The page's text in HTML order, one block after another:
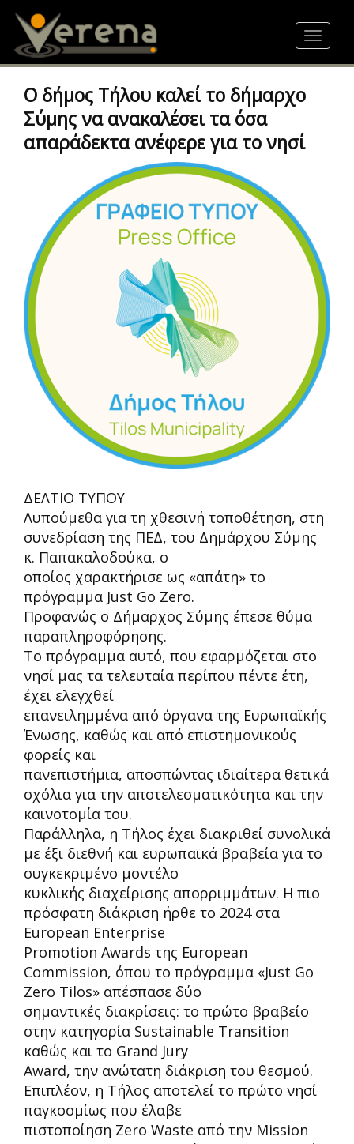
content
Toggle
Ο δήμος Τήλου καλεί το δήμαρχο
Σύμης να ανακαλέσει τα όσα
απαράδεκτα ανέφερε για το νησί
ΔΕΛΤΙΟ ΤΥΠΟΥ
Λυπούμεθα για τη χθεσινή τοποθέτηση, στη
συνεδρίαση της ΠΕΔ, του Δημάρχου Σύμης
κ. Παπακαλοδούκα, ο
οποίος χαρακτήρισε ως «απάτη» το
πρόγραμμα Just Go Zero.
Προφανώς ο Δήμαρχος Σύμης έπεσε θύμα
παραπληροφόρησης.
Το πρόγραμμα αυτό, που εφαρμόζεται στο
νησί μας τα τελευταία περίπου πέντε έτη,
έχει ελεγχθεί
επανειλημμένα από όργανα της Ευρωπαϊκής
Ένωσης, καθώς και από επιστημονικούς
φορείς και
πανεπιστήμια, αποσπώντας ιδιαίτερα θετικά
σχόλια για την αποτελεσματικότητα και την
καινοτομία του.
Παράλληλα, η Τήλος έχει διακριθεί συνολικά
με έξι διεθνή και ευρωπαϊκά βραβεία για το
συγκεκριμένο μοντέλο
κυκλικής διαχείρισης απορριμμάτων. Η πιο
πρόσφατη διάκριση ήρθε το 2024 στα
European Enterprise
Promotion Awards της European
Commission, όπου το πρόγραμμα «Just Go
Zero Tilos» απέσπασε δύο
σημαντικές διακρίσεις: το πρώτο βραβείο
στην κατηγορία Sustainable Transition
καθώς και το Grand Jury
Award, την ανώτατη διάκριση του θεσμού.
Επιπλέον, η Τήλος αποτελεί το πρώτο νησί
παγκοσμίως που έλαβε
πιστοποίηση Zero Waste από την Mission